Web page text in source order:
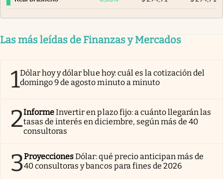
Las más leídas de Finanzas y Mercados
1Dólar hoy y dólar blue hoy: cuál es la cotización del
domingo 9 de agosto minuto a minuto
2InformeInvertir en plazo fijo: a cuánto llegarán las
tasas de interés en diciembre, según más de 40
consultoras
3ProyeccionesDólar: qué precio anticipan más de
40 consultoras y bancos para fines de 2026